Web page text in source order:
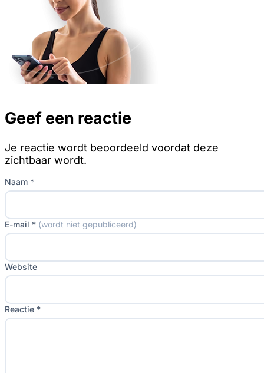
Geef een reactie
Je reactie wordt beoordeeld voordat deze
zichtbaar wordt.
Naam *
E-mail * (wordt niet gepubliceerd)
Website
Reactie *